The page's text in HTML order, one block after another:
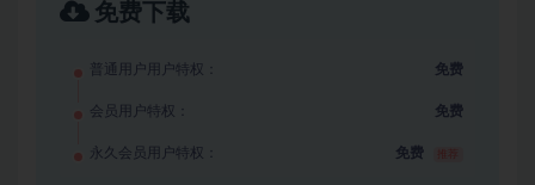
免费下载
普通用户用户特权： 免费
会员用户特权： 免费
永久会员用户特权： 免费